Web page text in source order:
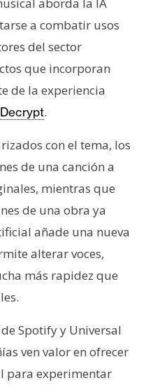
a combatir usos
del sector
que incorporan
de la experiencia
Decrypt.
con el tema, los
de una canción a
mientras que
de una obra ya
añade una nueva
alterar voces,
más rapidez que
Spotify y Universal
ven valor en ofrecer
para experimentar